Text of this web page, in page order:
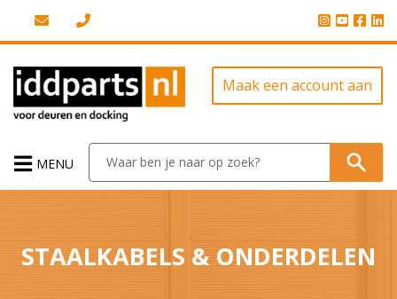
Maak een account aan
MENU
STAALKABELS & ONDERDELEN